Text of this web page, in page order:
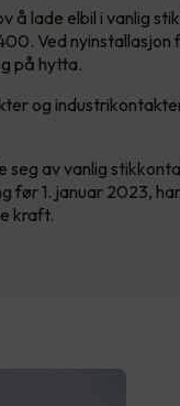
å lade elbil i vanlig
Ved
på hytta.
og
av vanlig
før 1. januar 2023,
kraft.